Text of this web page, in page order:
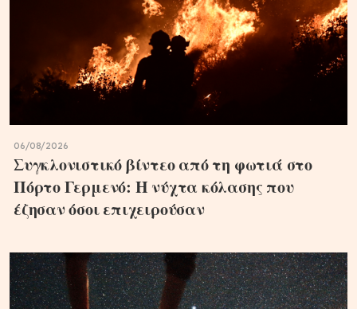
06/08/2026
Συγκλονιστικό βίντεο από τη φωτιά στο
Πόρτο Γερμενό: Η νύχτα κόλασης που
έζησαν όσοι επιχειρούσαν